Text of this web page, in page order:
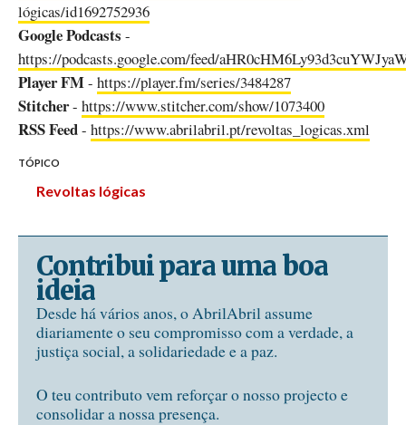
lógicas/id1692752936
Google Podcasts -
https://podcasts.google.com/feed/
Player FM- https://player.fm/series/3484287
Stitcher- https://www.stitcher.com/show/1073400
RSS Feed- https://www.abrilabril.pt/revoltas_logicas.xml
TÓPICO
Revoltas lógicas
Contribui para uma boa
ideia
Desde há vários anos, o AbrilAbril assume
diariamente o seu compromisso com a verdade, a
justiça social, a solidariedade e a paz.
O teu contributo vem reforçar o nosso projecto e
consolidar a nossa presença.